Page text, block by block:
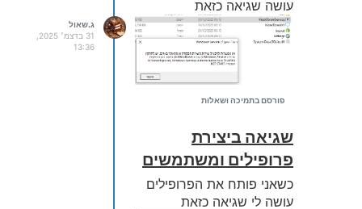
עושה שגיאה כזאת
פורסם בתמיכה ושאלות
ג.שאול
13:36
שגיאה ביצירת
פרופילים ומשתמשים
כשאני פותח את הפרופילים
עושה לי שגיאה כזאת